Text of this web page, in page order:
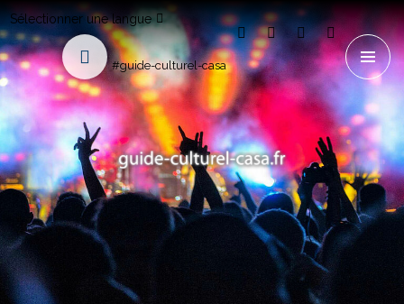
Sélectionner une langue
#guide-culturel-casa